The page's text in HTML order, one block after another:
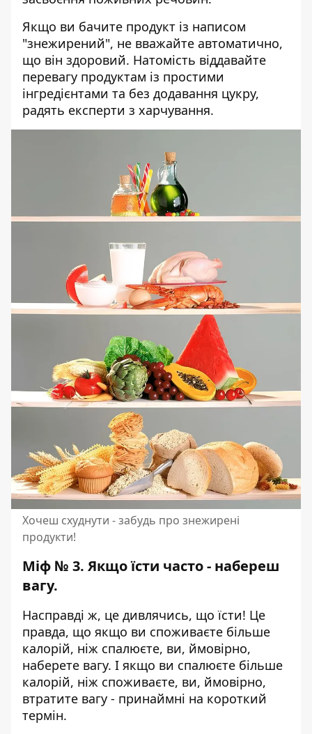
Якщо ви бачите продукт із написом
"знежирений", не вважайте автоматично,
що він здоровий. Натомість віддавайте
перевагу продуктам із простими
інгредієнтами та без додавання цукру,
радять експерти з харчування.
Хочеш схуднути - забудь про знежирені
продукти!
Міф № 3. Якщо їсти часто - набереш
вагу.
Насправді ж, це дивлячись, що їсти! Це
правда, що якщо ви споживаєте більше
калорій, ніж спалюєте, ви, ймовірно,
наберете вагу. І якщо ви спалюєте більше
калорій, ніж споживаєте, ви, ймовірно,
втратите вагу - принаймні на короткий
термін.